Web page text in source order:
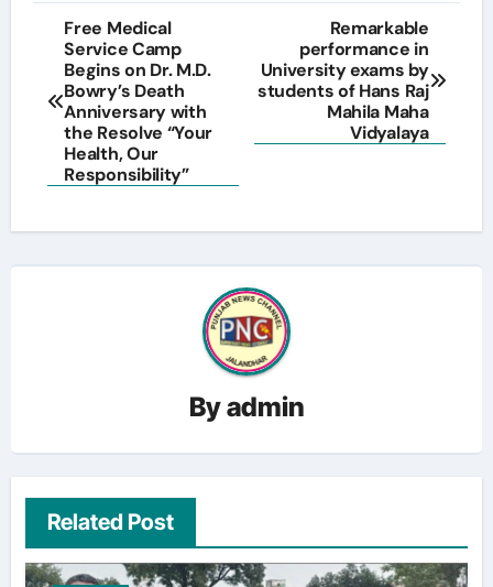
Post
navigation
Free Medical
Service Camp
Begins on Dr. M.D.
Bowry’s Death
Anniversary with
the Resolve “Your
Health, Our
Responsibility”
Remarkable
performance in
University exams by
students of Hans Raj
Mahila Maha
Vidyalaya
Byadmin
Related Post